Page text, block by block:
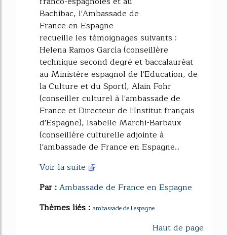
Bachibac, l'Ambassade de
France en Espagne
recueille les témoignages suivants :
Helena Ramos García (conseillère
technique second degré et baccalauréat
au Ministère espagnol de l'Education, de
la Culture et du Sport), Alain Fohr
(conseiller culturel à l'ambassade de
France et Directeur de l'Institut français
d'Espagne), Isabelle Marchi-Barbaux
(conseillère culturelle adjointe à
l'ambassade de France en Espagne...
Voir la suite
Par :Ambassade de France en Espagne
Thèmes liés : ambassade de l espagne
Haut de page